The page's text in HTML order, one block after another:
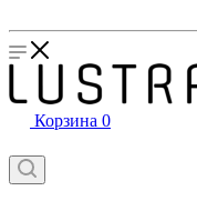
Корзина 0